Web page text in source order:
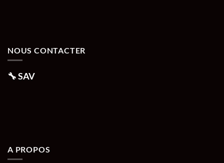
NOUS CONTACTER
🔧SAV
A PROPOS